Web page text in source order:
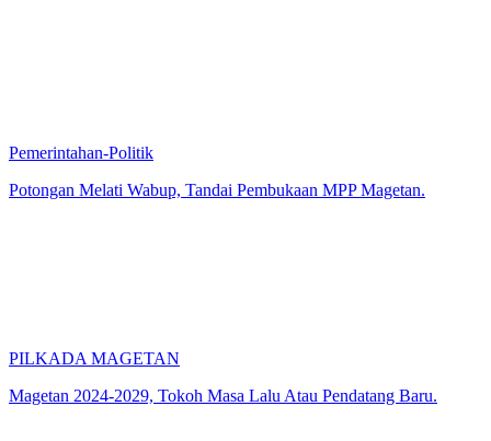
Pemerintahan-Politik
Potongan Melati Wabup, Tandai Pembukaan MPP Magetan.
PILKADA MAGETAN
Magetan 2024-2029, Tokoh Masa Lalu Atau Pendatang Baru.